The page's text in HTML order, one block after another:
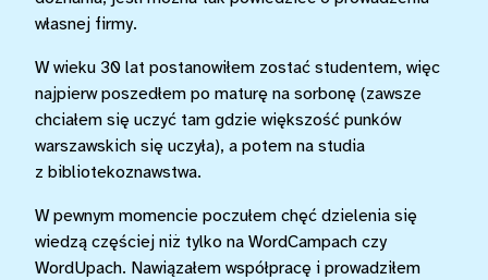
własnej firmy.
W wieku 30 lat postanowiłem zostać studentem, więc
najpierw poszedłem po maturę na sorbonę (zawsze
chciałem się uczyć tam gdzie większość punków
warszawskich się uczyła), a potem na studia
z bibliotekoznawstwa.
W pewnym momencie poczułem chęć dzielenia się
wiedzą częściej niż tylko na WordCampach czy
WordUpach. Nawiązałem współpracę i prowadziłem